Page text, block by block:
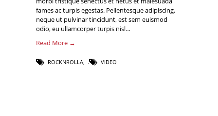
fames ac turpis egestas. Pellentesque adipiscing,
neque ut pulvinar tincidunt, est sem euismod
odio, eu ullamcorper turpis nisl…
Read More →
ROCKNROLLA, VIDEO